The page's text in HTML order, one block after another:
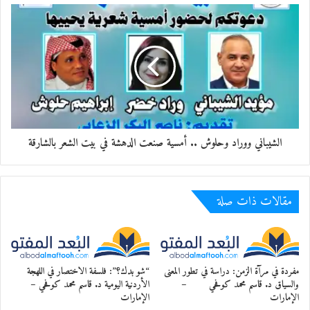
مستعدة بعلمها وعملها، ولا ننسي أن العمل عبادة طالما
أنه مصدر رزق حلال، وأرى أن هذا الأمر لكي يتحقق
لا بد من تكاتف الدولة والمجتمع ووضع قوانين جديدة
تساعد المرأة وتشجع المرأة على العمل، وقبل ذلك توعية
الأفراد بأهمية عمل المرأة.
معجب بهذه:
الشيباني ووراد وحلوش .. أمسية صنعت الدهشة في بيت الشعر بالشارقة
مقالات ذات صلة
مفردة في مرآة الزمن: دراسة في تطور المعنى
والسياق د. قاسم محمد كوفحي –
الإمارات
“شو بدك؟”: فلسفة الاختصار في اللهجة
الأردنية اليومية د. قاسم محمد كوفحي –
الإمارات